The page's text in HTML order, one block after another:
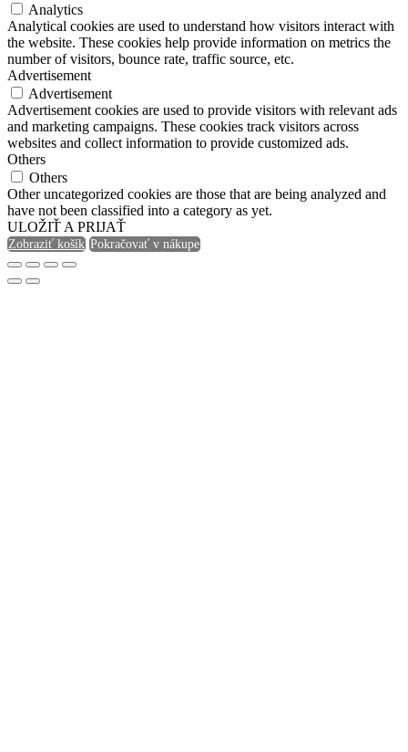
Analytics
Analytical cookies are used to understand how visitors interact with
the website. These cookies help provide information on metrics the
number of visitors, bounce rate, traffic source, etc.
Advertisement
Advertisement
Advertisement cookies are used to provide visitors with relevant ads
and marketing campaigns. These cookies track visitors across
websites and collect information to provide customized ads.
Others
Others
Other uncategorized cookies are those that are being analyzed and
have not been classified into a category as yet.
ULOŽIŤ A PRIJAŤ
Zobraziť košík Pokračovať v nákupe